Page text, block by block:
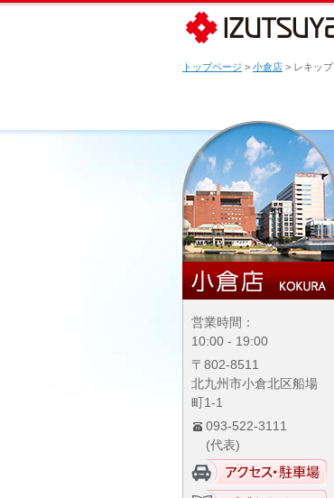
トップページ > 小倉店 > レキップ
営業時間：
10:00 - 19:00
〒802-8511
北九州市小倉北区船場
町1-1
093-522-3111
(代表)